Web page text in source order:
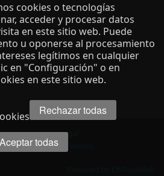
Aviso Legal
Quienes somos
cookies o tecnologías
acceder y procesar datos
en este sitio web. Puede
u oponerse al procesamiento
legítimos en cualquier
en "Configuración" o en
en este sitio web.
Rechazar todas
Aceptar todas